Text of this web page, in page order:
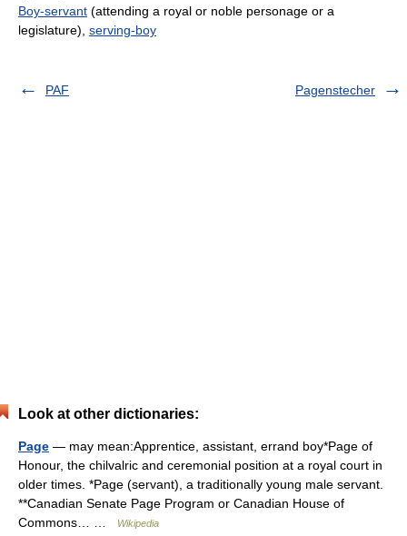
Boy-servant (attending a royal or noble personage or a
legislature), serving-boy
PAF Pagenstecher
Look at other dictionaries:
Page — may mean:Apprentice, assistant, errand boy*Page of
Honour, the chilvalric and ceremonial position at a royal court in
older times. *Page (servant), a traditionally young male servant.
**Canadian Senate Page Program or Canadian House of
Commons… …
Wikipedia